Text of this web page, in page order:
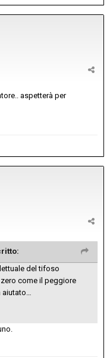
aspetterà per
del tifoso
come il peggiore